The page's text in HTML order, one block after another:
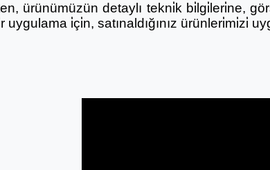
ürünümüzün detaylı tekni̇k bi̇lgi̇leri̇ne,
uygulama i̇çi̇n, satınaldığınız ürünleri̇mi̇zi̇